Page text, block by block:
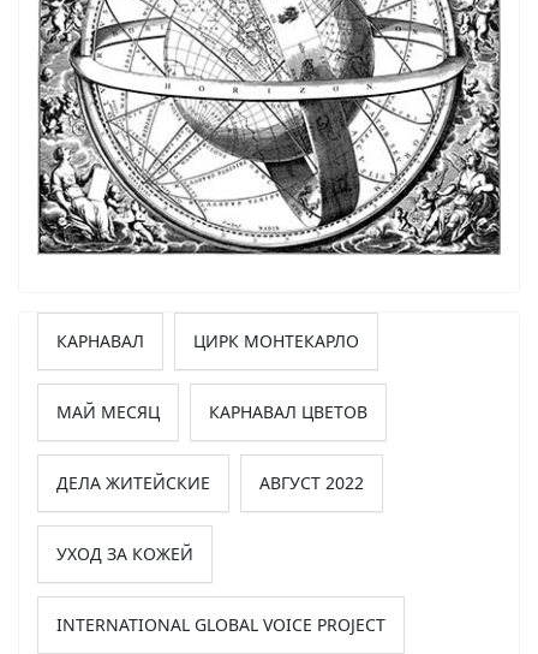
КАРНАВАЛ ЦИРК МОНТЕКАРЛО
МАЙ МЕСЯЦ КАРНАВАЛ ЦВЕТОВ
ДЕЛА ЖИТЕЙСКИЕ АВГУСТ 2022
УХОД ЗА КОЖЕЙ
INTERNATIONAL GLOBAL VOICE PROJECT